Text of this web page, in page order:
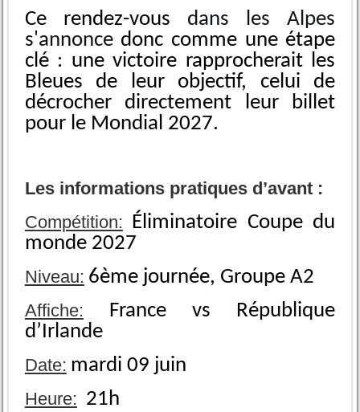
Ce rendez-vous dans les Alpes
s'annoncedonc comme une étape
clé : une victoire rapprocherait les
Bleues de leur objectif, celui de
décrocher directement leur billet
pour le Mondial 2027.
Les informations pratiques d’avant :
Compétition: Éliminatoire Coupe du
monde 2027
Niveau: 6ème journée, Groupe A2
Affiche:
France vs République
d’Irlande
Date: mardi 09 juin
Heure: 21h